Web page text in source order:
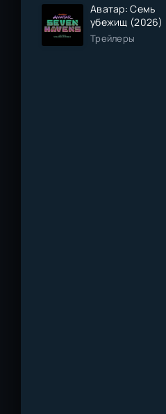
Аватар: Семь
убежищ (2026)
Трейлеры